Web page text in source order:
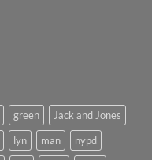
green
Jack and Jones
lyn man
nypd